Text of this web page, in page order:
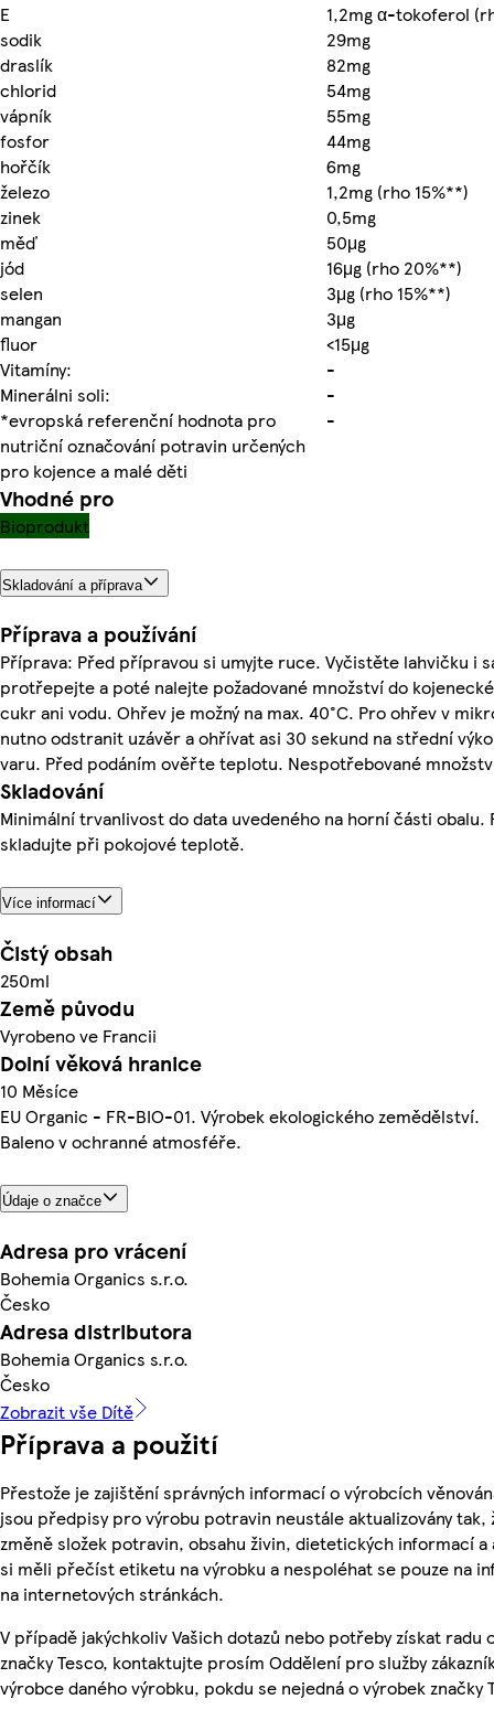
E
1,2mg α-tokoferol
sodik
29mg
draslík
82mg
chlorid
54mg
vápník
55mg
fosfor
44mg
hořčík
6mg
železo
1,2mg (rho 15%**)
zinek
0,5mg
měď
50μg
jód
16μg (rho 20%**)
selen
3μg (rho 15%**)
mangan
3μg
fluor
<15μg
Vitamíny:
-
Minerálni soli:
-
*evropská referenční hodnota pro
nutriční označování potravin určených
pro kojence a malé děti
-
Vhodné pro
Bioprodukt
Skladování a příprava
Příprava a používání
Příprava: Před přípravou si umyjte ruce. Vyčistěte lahvičku i
protřepejte a poté nalejte požadované množství do
cukr ani vodu. Ohřev je možný na max. 40°C. Pro ohřev v
nutno odstranit uzávěr a ohřívat asi 30 sekund na střední
varu. Před podáním ověřte teplotu. Nespotřebované
Skladování
Minimální trvanlivost do data uvedeného na horní části
skladujte při pokojové teplotě.
Více informací
Čistý obsah
250ml
Země původu
Vyrobeno ve Francii
Dolní věková hranice
10 Měsíce
EU Organic - FR-BIO-01. Výrobek ekologického zemědělství.
Baleno v ochranné atmosféře.
Údaje o značce
Adresa pro vrácení
Bohemia Organics s.r.o.
Česko
Adresa distributora
Bohemia Organics s.r.o.
Česko
Zobrazit vše Dítě
Příprava a použití
Přestože je zajištění správných informací o výrobcích
jsou předpisy pro výrobu potravin neustále aktualizovány tak,
změně složek potravin, obsahu živin, dietetických informací a
si měli přečíst etiketu na výrobku a nespoléhat se pouze na
na internetových stránkách.
V případě jakýchkoliv Vašich dotazů nebo potřeby získat radu
značky Tesco, kontaktujte prosím Oddělení pro služby
výrobce daného výrobku, pokdu se nejedná o výrobek značky